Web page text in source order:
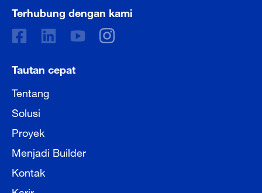
Terhubung dengan kami
Tautan cepat
Tentang
Solusi
Proyek
Menjadi Builder
Kontak